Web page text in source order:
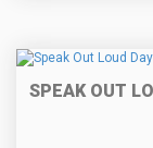
SPEAK OUT